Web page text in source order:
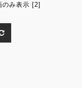
のみ表示 [2]